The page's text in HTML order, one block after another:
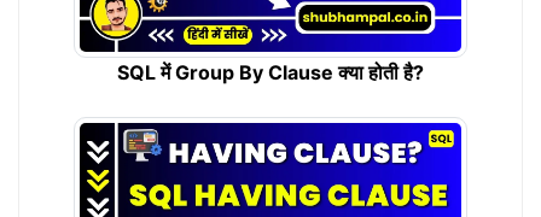
SQL में Group By Clause क्या होती है?